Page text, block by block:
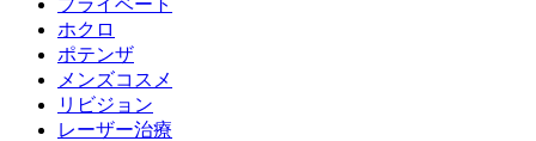
ホクロ
ポテンザ
メンズコスメ
リビジョン
レーザー治療